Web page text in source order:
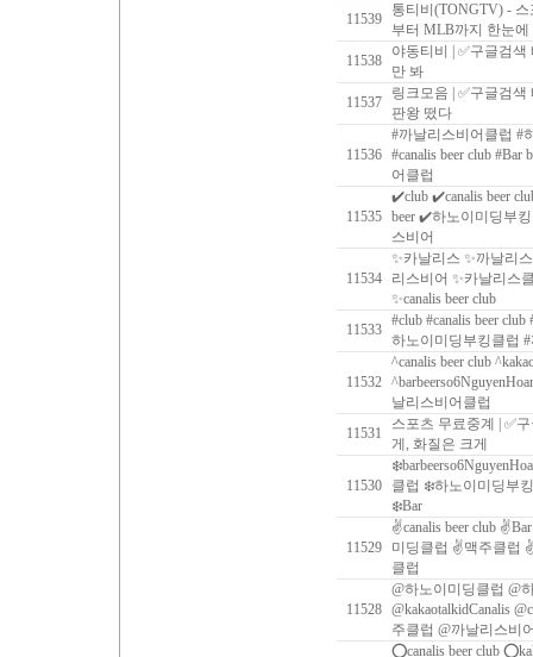
11539
통티비(TONGTV) -
부터 MLB까지 한눈에
11538
야동티비 | ✅구글검
만 봐
11537
링크모음 | ✅구글검
판왕 떴다
11536
#까날리스비어클럽 #
#‍canalis beer club
어클럽
11535
✔️club ✔️canalis beer
beer ✔️하노이미딩부
스비어
11534
✨카날리스 ✨까날리
리스비어 ✨카날리스클
✨canalis beer club
11533
#club #canalis beer club
하노이미딩부킹클럽
11532
^canalis beer club
날리스비어클럽
11531
스포츠 무료중계 | ✅
게, 화질은 크게
11530
클럽 ❄️하노이미딩부
❄️Bar
11529
✌canalis beer club
미딩클럽 ✌맥주클럽
클럽
11528
@하노이미딩클럽 @
@kakaotalkidCanalis
주클럽 @까날리스비
⭕️canalis beer club